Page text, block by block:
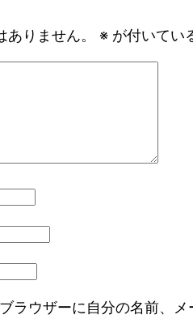
りません。 ※ が付いてい
ラウザーに自分の名前、メ